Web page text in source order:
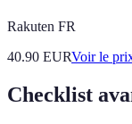
Rakuten FR
40.90 EURVoir le
Checklist